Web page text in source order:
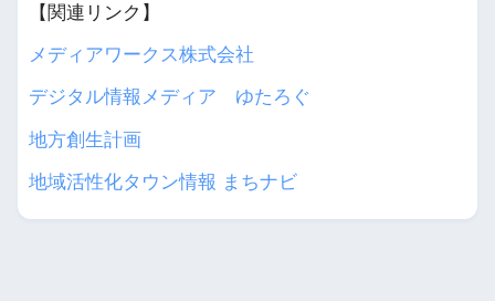
【関連リンク】
メディアワークス株式会社
デジタル情報メディア ゆたろぐ
地方創生計画
地域活性化タウン情報 まちナビ